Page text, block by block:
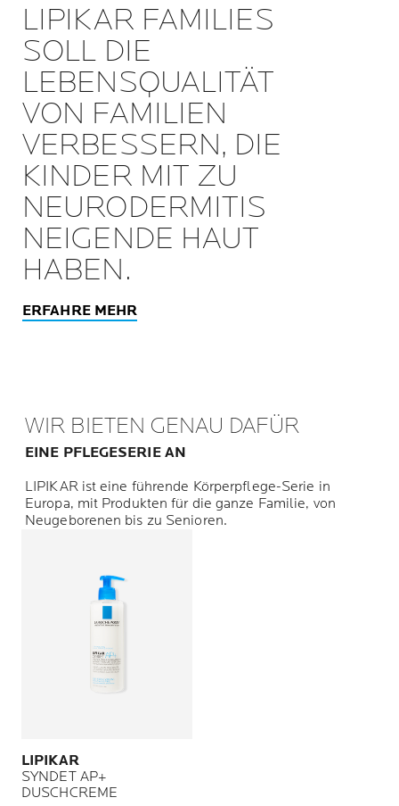
LIPIKAR FAMILIES
SOLL DIE
LEBENSQUALITÄT
VON FAMILIEN
VERBESSERN, DIE
KINDER MIT ZU
NEURODERMITIS
NEIGENDE HAUT
HABEN.
ERFAHRE MEHR
WIR BIETEN GENAU DAFÜR
EINE PFLEGESERIE AN
LIPIKAR ist eine führende Körperpflege-Serie in
Europa, mit Produkten für die ganze Familie, von
Neugeborenen bis zu Senioren.
LIPIKAR
SYNDET AP+
DUSCHCREME